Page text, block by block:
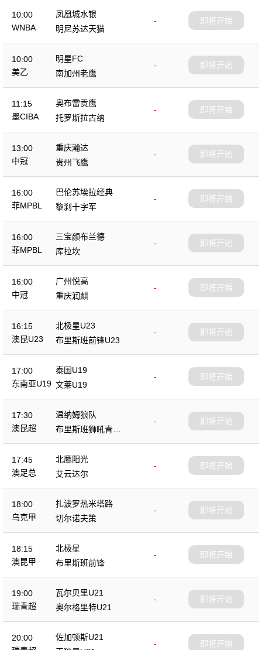
10:00
WNBA
凤凰城水银
-
明尼苏达天猫
即将开始
10:00
美乙
明星FC
-
南加州老鹰
即将开始
11:15
墨CIBA
奥布雷贡鹰
-
托罗斯拉古纳
即将开始
13:00
中冠
重庆瀚达
-
贵州飞鹰
即将开始
16:00
菲MPBL
巴伦苏埃拉经典
-
黎刹十字军
即将开始
16:00
菲MPBL
三宝颜布兰德
-
库拉坎
即将开始
16:00
中冠
广州悦高
-
重庆润麒
即将开始
16:15
澳昆U23
北极星U23
-
布里斯班前锋U23
即将开始
17:00
东南亚U19
泰国U19
-
文莱U19
即将开始
17:30
澳昆超
温纳姆狼队
-
布里斯班狮吼青年
队
即将开始
17:45
澳足总
北鹰阳光
-
艾云达尔
即将开始
18:00
乌克甲
扎波罗热米塔路
-
切尔诺夫策
即将开始
18:15
澳昆甲
北极星
-
布里斯班前锋
即将开始
19:00
瑞青超
瓦尔贝里U21
-
奥尔格里特U21
即将开始
20:00
佐加顿斯U21
-
即将开始